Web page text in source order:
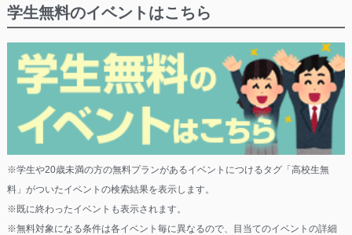
学生無料のイベントはこちら
※学生や20歳未満の方の無料プランがあるイベントにつけるタグ「高校生無
料」がついたイベントの検索結果を表示します。
※既に終わったイベントも表示されます。
※無料対象になる条件は各イベント毎に異なるので、目当てのイベントの詳細